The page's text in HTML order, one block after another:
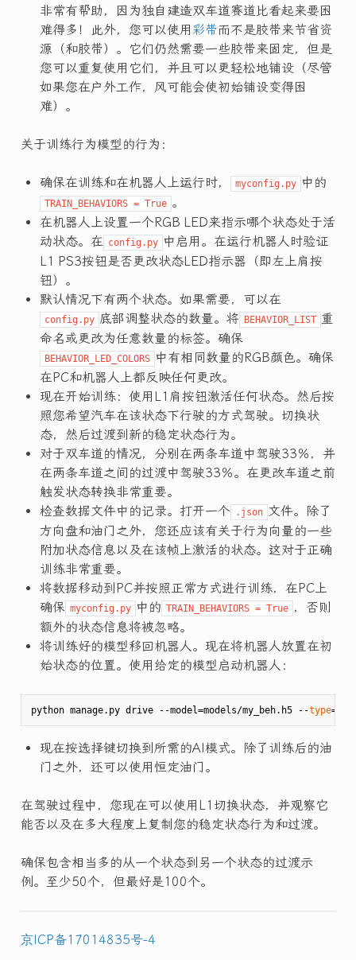
非常有帮助，因为独自建造双车道赛道比看起来要困
难得多！此外，您可以使用 彩带而不是胶带来节省资
源（和胶带）。它们仍然需要一些胶带来固定，但是
您可以重复使用它们，并且可以更轻松地铺设（尽管
如果您在户外工作，风可能会使初始铺设变得困
难）。
关于训练行为模型的行为：
确保在训练和在机器人上运行时， myconfig.py 中的
TRAIN_BEHAVIORS = True 。
在机器人上设置一个RGB LED来指示哪个状态处于活
动状态。在 config.py 中启用。在运行机器人时验证
L1 PS3按钮是否更改状态LED指示器（即左上肩按
钮）。
默认情况下有两个状态。如果需要，可以在
config.py 底部调整状态的数量。将 BEHAVIOR_LIST 重
命名或更改为任意数量的标签。确保
BEHAVIOR_LED_COLORS 中有相同数量的RGB颜色。确保
在PC和机器人上都反映任何更改。
现在开始训练：使用L1肩按钮激活任何状态。然后按
照您希望汽车在该状态下行驶的方式驾驶。切换状
态，然后过渡到新的稳定状态行为。
对于双车道的情况，分别在两条车道中驾驶33％，并
在两条车道之间的过渡中驾驶33％。在更改车道之前
触发状态转换非常重要。
检查数据文件中的记录。打开一个
.json 文件。除了
方向盘和油门之外，您还应该有关于行为向量的一些
附加状态信息以及在该帧上激活的状态。这对于正确
训练非常重要。
将数据移动到PC并按照正常方式进行训练，在PC上
确保 myconfig.py 中的 TRAIN_BEHAVIORS = True ，否则
额外的状态信息将被忽略。
将训练好的模型移回机器人。现在将机器人放置在初
始状态的位置。使用给定的模型启动机器人：
python manage.py drive --model=models/my_beh.h5 --type
现在按选择键切换到所需的AI模式。除了训练后的油
门之外，还可以使用恒定油门。
在驾驶过程中，您现在可以使用L1切换状态，并观察它
能否以及在多大程度上复制您的稳定状态行为和过渡。
确保包含相当多的从一个状态到另一个状态的过渡示
例。至少50个，但最好是100个。
京ICP备17014835号-4